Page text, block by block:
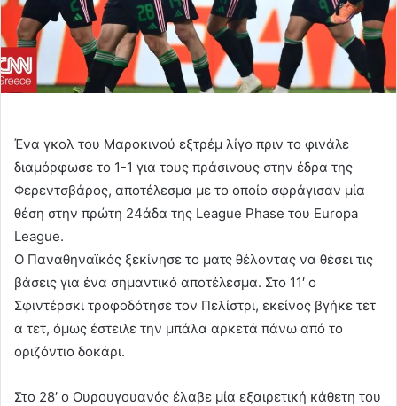
Ένα γκολ του Μαροκινού εξτρέμ λίγο πριν το φινάλε
διαμόρφωσε το 1-1 για τους πράσινους στην έδρα της
Φερεντσβάρος, αποτέλεσμα με το οποίο σφράγισαν μία
θέση στην πρώτη 24άδα της League Phase του Europa
League.
Ο Παναθηναϊκός ξεκίνησε το ματς θέλοντας να θέσει τις
βάσεις για ένα σημαντικό αποτέλεσμα. Στο 11′ ο
Σφιντέρσκι τροφοδότησε τον Πελίστρι, εκείνος βγήκε τετ
α τετ, όμως έστειλε την μπάλα αρκετά πάνω από το
οριζόντιο δοκάρι.
Στο 28′ ο Ουρουγουανός έλαβε μία εξαιρετική κάθετη του